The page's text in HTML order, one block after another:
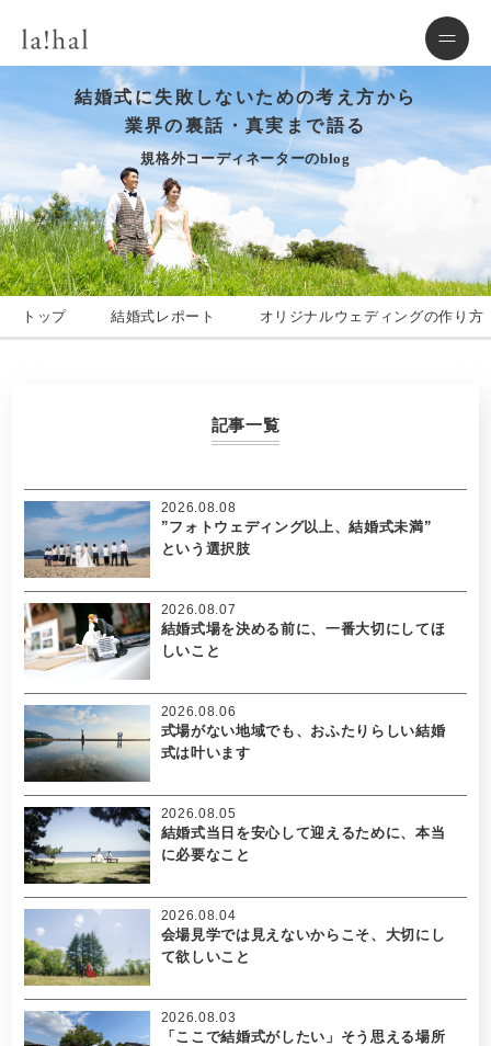
結婚式に失敗しないための考え方から
業界の裏話・真実まで語る
規格外コーディネーターのblog
トップ 結婚式レポート オリジナルウェディングの作り方
記事一覧
”フォトウェディング以上、結婚式未満”
という選択肢
2026.08.08
結婚式場を決める前に、一番大切にしてほ
しいこと
2026.08.07
式場がない地域でも、おふたりらしい結婚
式は叶います
2026.08.06
結婚式当日を安心して迎えるために、本当
に必要なこと
2026.08.05
会場見学では見えないからこそ、大切にし
て欲しいこと
2026.08.04
「ここで結婚式がしたい」そう思える場所
2026.08.03